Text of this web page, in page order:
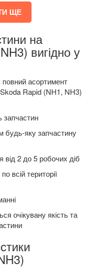
ЩЕ
на
вигідно у
асортимент
Rapid (NH1, NH3)
запчастин
будь-яку запчастину
від 2 до 5 робочих діб
всій території
очікувану якість та